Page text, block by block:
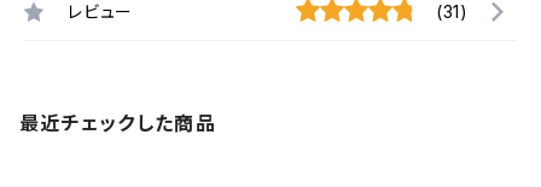
レビュー (31)
最近チェックした商品